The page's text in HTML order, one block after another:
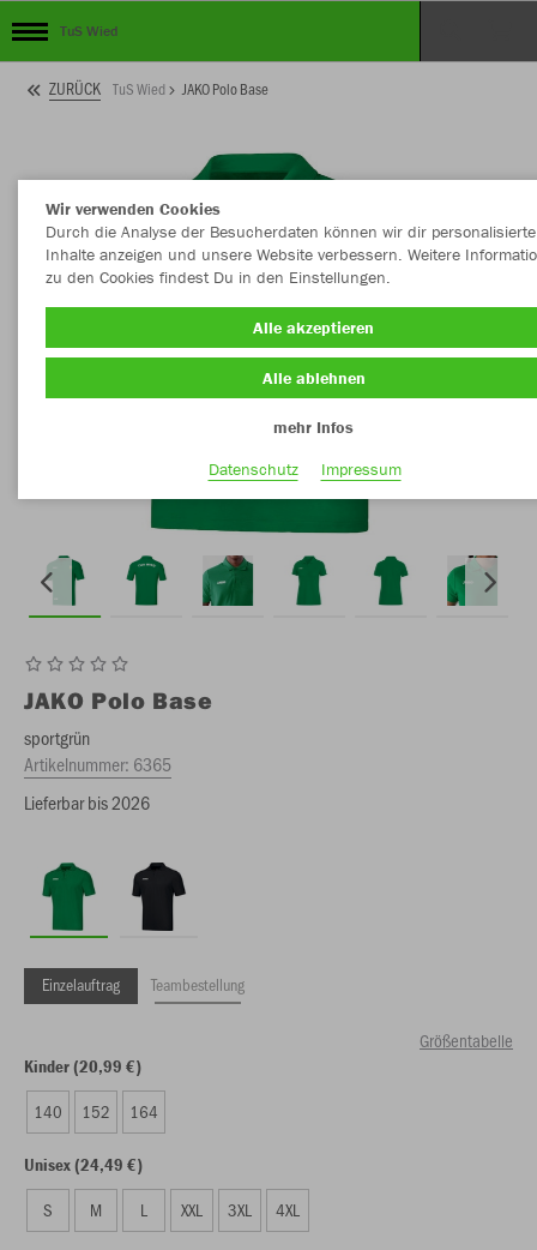
TuS Wied
ZURÜCK TuS Wied JAKO Polo Base
JAKO Polo Base
sportgrün
Artikelnummer: 6365
Lieferbar bis 2026
Einzelauftrag Teambestellung
Größentabelle
Kinder (20,99 €)
140 152 164
Unisex (24,49 €)
S M L XXL 3XL 4XL
Wir verwenden Cookies
Durch die Analyse der Besucherdaten können wir dir personalisierte
Inhalte anzeigen und unsere Website verbessern. Weitere
zu den Cookies findest Du in den Einstellungen.
Alle akzeptieren
Alle ablehnen
mehr Infos
Datenschutz
Impressum